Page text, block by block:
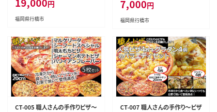
円
福岡県行橋市
7,000円
福岡県行橋市
CT-005 職人さんの手作りピザ～
CT-007 職人さんの手作り～ピザ